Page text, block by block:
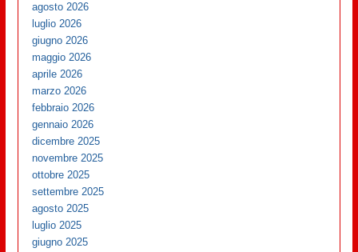
agosto 2026
luglio 2026
giugno 2026
maggio 2026
aprile 2026
marzo 2026
febbraio 2026
gennaio 2026
dicembre 2025
novembre 2025
ottobre 2025
settembre 2025
agosto 2025
luglio 2025
giugno 2025